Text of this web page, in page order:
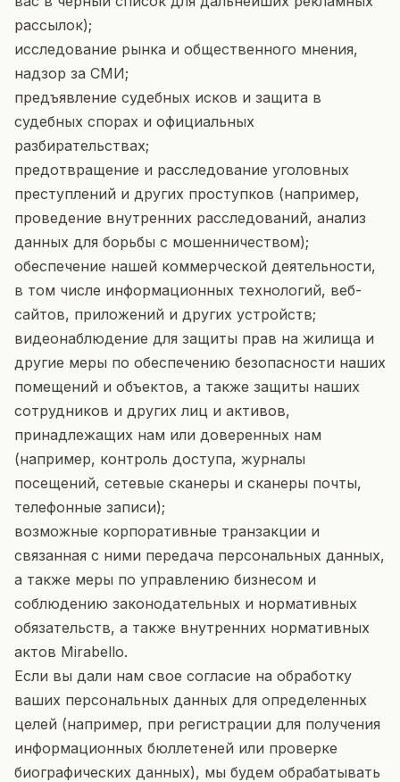
рассылок);
исследование рынка и общественного мнения,
надзор за СМИ;
предъявление судебных исков и защита в
судебных спорах и официальных
разбирательствах;
предотвращение и расследование уголовных
преступлений и других проступков (например,
проведение внутренних расследований, анализ
данных для борьбы с мошенничеством);
обеспечение нашей коммерческой деятельности,
в том числе информационных технологий, веб-
сайтов, приложений и других устройств;
видеонаблюдение для защиты прав на жилища и
другие меры по обеспечению безопасности наших
помещений и объектов, а также защиты наших
сотрудников и других лиц и активов,
принадлежащих нам или доверенных нам
(например, контроль доступа, журналы
посещений, сетевые сканеры и сканеры почты,
телефонные записи);
возможные корпоративные транзакции и
связанная с ними передача персональных данных,
а также меры по управлению бизнесом и
соблюдению законодательных и нормативных
обязательств, а также внутренних нормативных
актов Mirabello.
Если вы дали нам свое согласие на обработку
ваших персональных данных для определенных
целей (например, при регистрации для получения
информационных бюллетеней или проверке
биографических данных), мы будем обрабатывать